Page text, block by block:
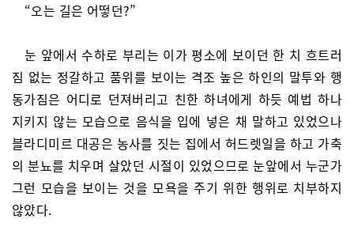
“오는 길은 어떻던?”
눈 앞에서 수하로 부리는 이가 평소에 보이던 한 치 흐트러
짐 없는 정갈하고 품위를 보이는 격조 높은 하인의 말투와 행
동가짐은 어디로 던져버리고 친한 하녀에게 하듯 예법 하나
지키지 않는 모습으로 음식을 입에 넣은 채 말하고 있었으나
블라디미르 대공은 농사를 짓는 집에서 허드렛일을 하고 가축
의 분뇨를 치우며 살았던 시절이 있었으므로 눈앞에서 누군가
그런 모습을 보이는 것을 모욕을 주기 위한 행위로 치부하지
않았다.